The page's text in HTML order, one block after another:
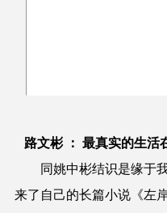
路文彬 ： 最真实的生
同姚中彬结识是缘于我
来了自己的长篇小说《左